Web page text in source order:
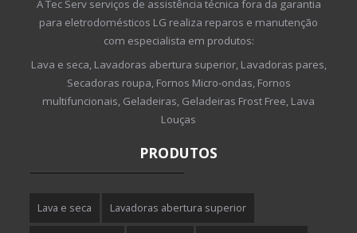
A Tec Serv serviços de assistência técnica fora da garantia
para eletrodomésticos LG realiza reparos e manutenção
com especialista em produtos:
Lava e seca, Lavadoras abertura superior, Lavadoras pares,
Secadoras roupa, Fornos Micro-ondas, Fornos
multifuncionais, Geladeiras, Geladeiras Frost Free, Lava
Louças
PRODUTOS
Lava e seca Lavadoras abertura superior